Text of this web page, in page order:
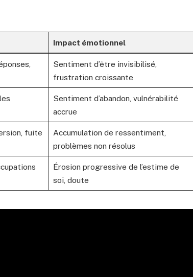
Impact émotionnel
Sentiment d’être invisibilisé,
frustration croissante
Sentiment d’abandon, vulnérabilité
accrue
fuite
Accumulation de ressentiment,
problèmes non résolus
Érosion progressive de l’estime de
soi, doute